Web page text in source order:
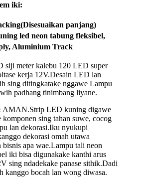
iki:
(Disesuaikan panjang)
led neon tabung fleksibel,
Aluminium Track
siji meter kalebu 120 LED super
kerja 12V.Desain LED lan
sing ditingkatake nggawe Lampu
padhang tinimbang liyane.
AMAN.Strip LED kuning digawe
komponen sing tahan suwe, cocog
lan dekorasi.Iku nyukupi
dekorasi omah utawa
bisnis apa wae.Lampu tali neon
iki bisa digunakake kanthi arus
sing ndadekake panase sithik.Dadi
kanggo bocah lan wong diwasa.